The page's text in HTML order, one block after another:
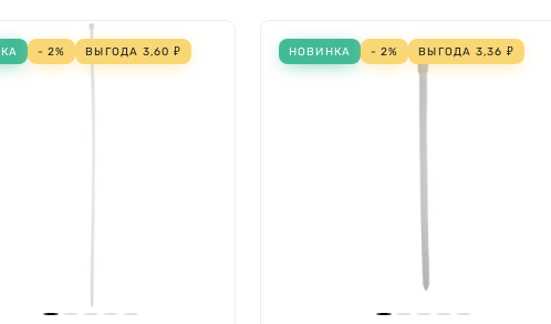
- 2% ВЫГОДА 3,60 ₽ НОВИНКА - 2% ВЫГОДА 3,36 ₽